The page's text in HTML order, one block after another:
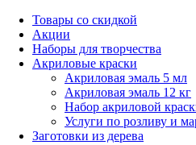
Товары со скидкой
Акции
Наборы для творчества
Акриловые краски
Акриловая эмаль 5 мл
Акриловая эмаль 12 кг
Набор акриловой
Услуги по розливу и
Заготовки из дерева